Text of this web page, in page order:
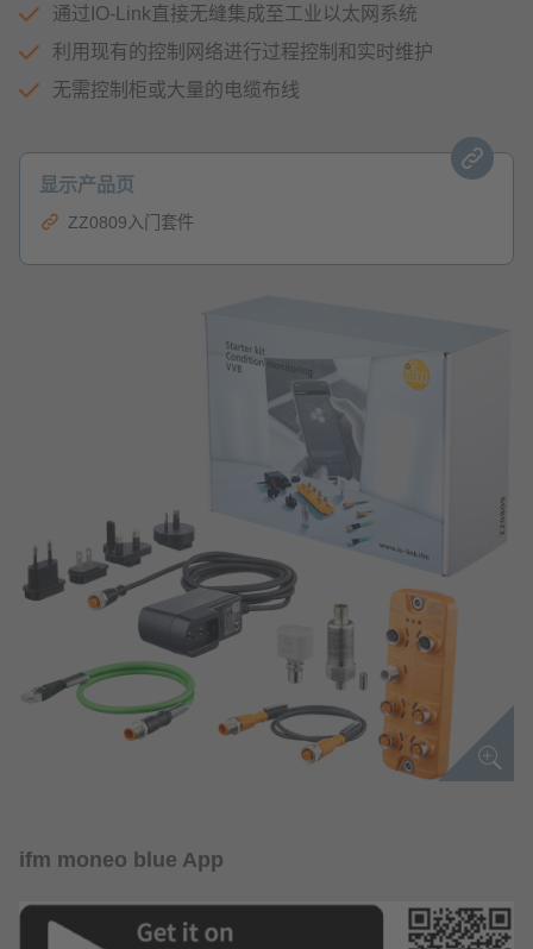
通过IO-Link直接无缝集成至工业以太网系统
利用现有的控制网络进行过程控制和实时维护
无需控制柜或大量的电缆布线
显示产品页
ZZ0809入门套件
ifm moneo blue App